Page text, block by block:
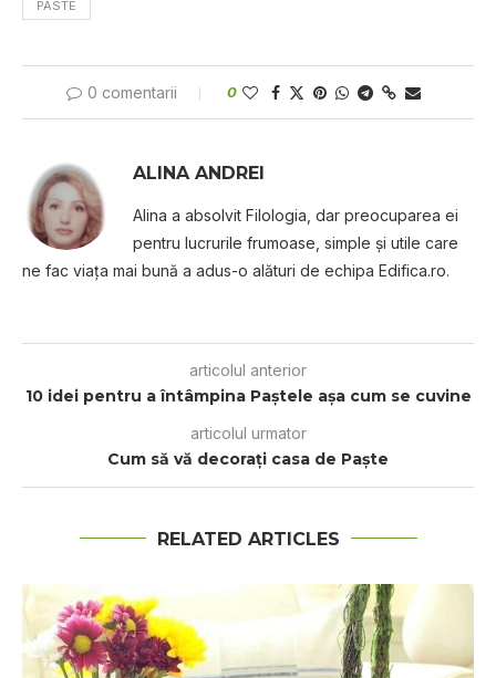
PASTE
0 comentarii 0
ALINA ANDREI
Alina a absolvit Filologia, dar preocuparea ei
pentru lucrurile frumoase, simple şi utile care
ne fac viaţa mai bună a adus-o alături de echipa Edifica.ro.
articolul anterior
10 idei pentru a întâmpina Paştele aşa cum se cuvine
articolul urmator
Cum să vă decoraţi casa de Paşte
RELATED ARTICLES